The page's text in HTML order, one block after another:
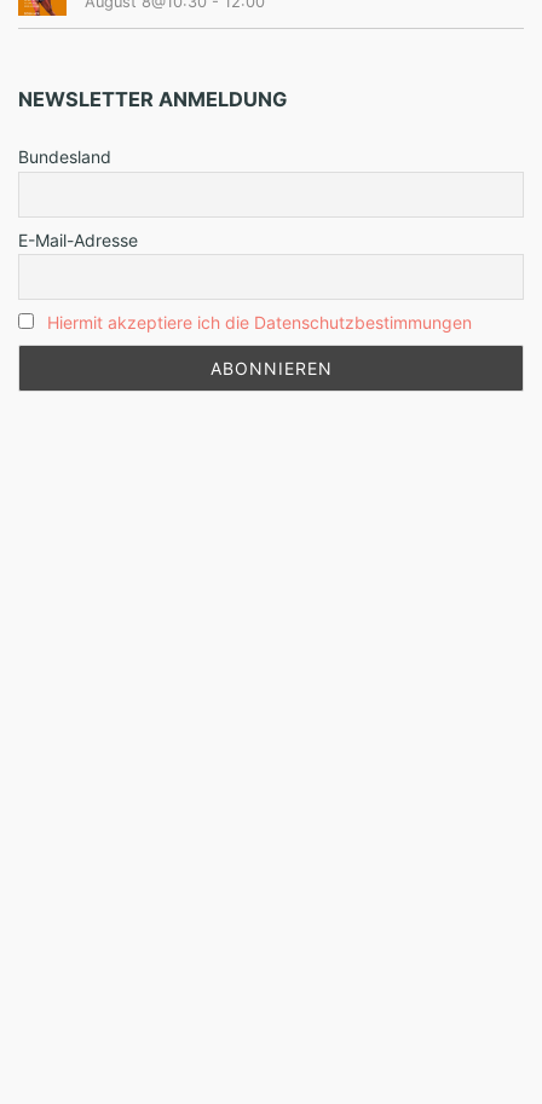
NEWSLETTER ANMELDUNG
Bundesland
E-Mail-Adresse
Hiermit akzeptiere ich die Datenschutzbestimmungen